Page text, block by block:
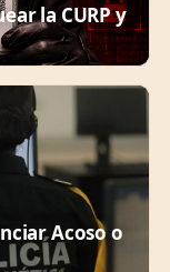
la CURP y
Acoso o